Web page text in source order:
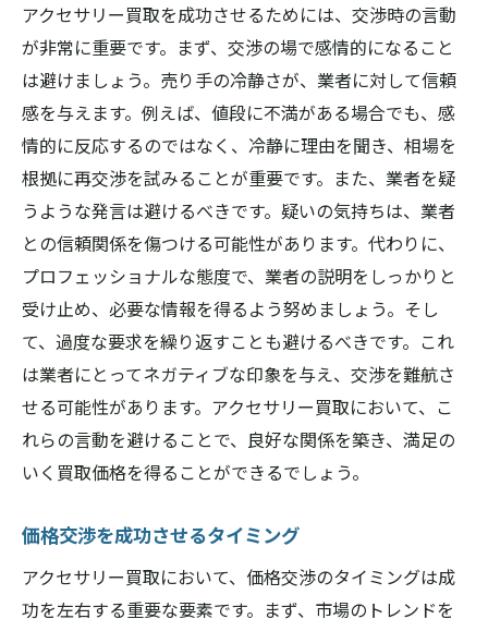
アクセサリー買取を成功させるためには、交渉時の言動
が非常に重要です。まず、交渉の場で感情的になること
は避けましょう。売り手の冷静さが、業者に対して信頼
感を与えます。例えば、値段に不満がある場合でも、感
情的に反応するのではなく、冷静に理由を聞き、相場を
根拠に再交渉を試みることが重要です。また、業者を疑
うような発言は避けるべきです。疑いの気持ちは、業者
との信頼関係を傷つける可能性があります。代わりに、
プロフェッショナルな態度で、業者の説明をしっかりと
受け止め、必要な情報を得るよう努めましょう。そし
て、過度な要求を繰り返すことも避けるべきです。これ
は業者にとってネガティブな印象を与え、交渉を難航さ
せる可能性があります。アクセサリー買取において、こ
れらの言動を避けることで、良好な関係を築き、満足の
いく買取価格を得ることができるでしょう。
価格交渉を成功させるタイミング
アクセサリー買取において、価格交渉のタイミングは成
功を左右する重要な要素です。まず、市場のトレンドを